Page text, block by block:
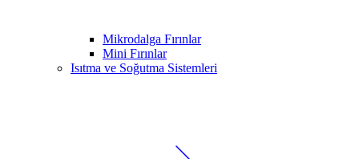
Mikrodalga Fırınlar
Mini Fırınlar
Isıtma ve Soğutma Sistemleri